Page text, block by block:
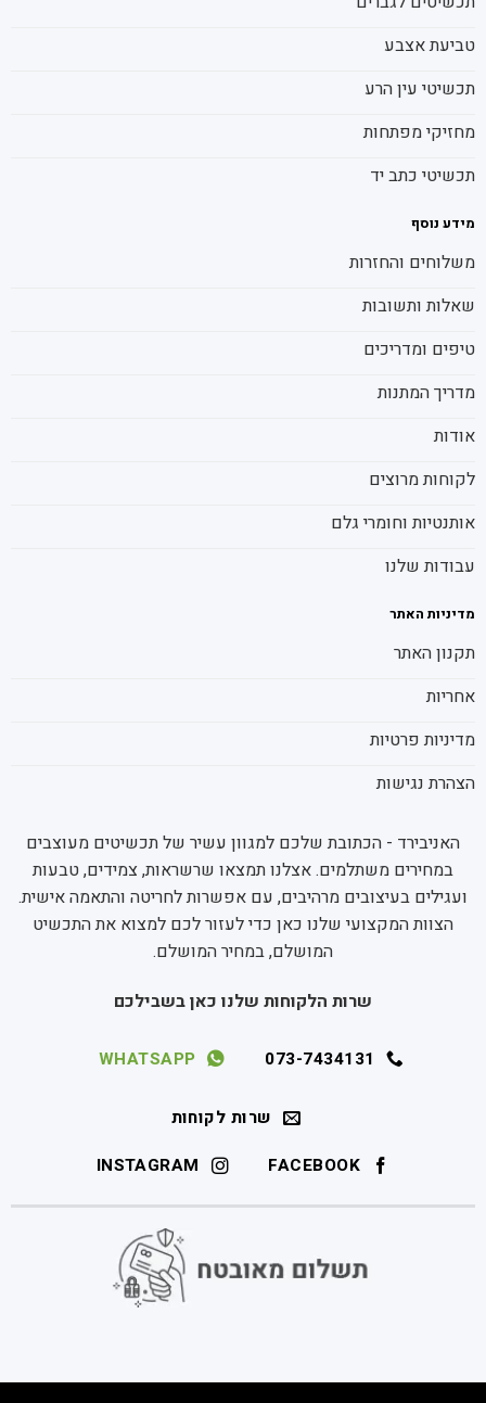
טביעת אצבע
תכשיטי עין הרע
מחזיקי מפתחות
תכשיטי כתב יד
מידע נוסף
משלוחים והחזרות
שאלות ותשובות
טיפים ומדריכים
מדריך המתנות
אודות
לקוחות מרוצים
אותנטיות וחומרי גלם
עבודות שלנו
מדיניות האתר
תקנון האתר
אחריות
מדיניות פרטיות
הצהרת נגישות
האניבירד - הכתובת שלכם למגוון עשיר של תכשיטים מעוצבים
במחירים משתלמים. אצלנו תמצאו שרשראות, צמידים, טבעות
ועגילים בעיצובים מרהיבים, עם אפשרות לחריטה והתאמה אישית.
הצוות המקצועי שלנו כאן כדי לעזור לכם למצוא את התכשיט
המושלם, במחיר המושלם.
שרות הלקוחות שלנו כאן בשבילכם
073-7434131
WHATSAPP
שרות לקוחות
FACEBOOK
INSTAGRAM